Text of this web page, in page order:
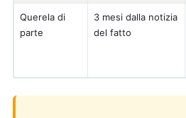
Querela di
parte
3 mesi dalla notizia
del fatto